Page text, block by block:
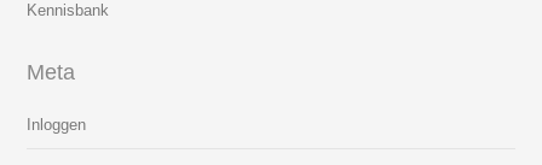
Kennisbank
Meta
Inloggen